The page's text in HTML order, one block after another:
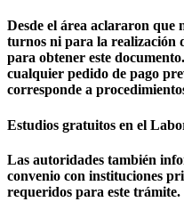
Desde el área aclararon que
turnos ni para la realización
para obtener este
cualquier pedido de pago
corresponde a
Estudios gratuitos en el
Las autoridades también
convenio con instituciones
requeridos para este trámite.